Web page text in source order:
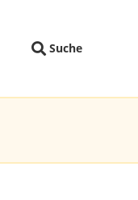
Navigation wiederholen
Suche